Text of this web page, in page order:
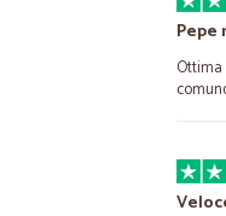
Pepe
Ottima